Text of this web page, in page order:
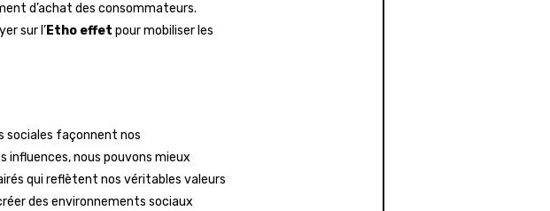
d’achat des consommateurs.
sur l’Etho effet pour mobiliser les
sociales façonnent nos
nous pouvons mieux
qui reflètent nos véritables valeurs
des environnements sociaux